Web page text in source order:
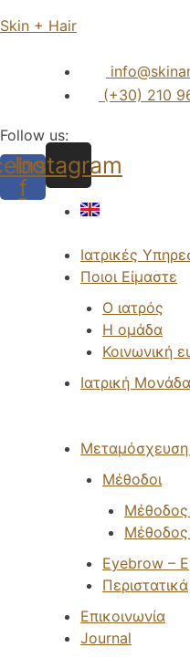
Skin + Hair
(+30) 210
Follow us:
f
Instagram
Ιατρικές
Ποιοι Είμαστε
Ο ιατρός
Η ομάδα
Κοινωνική
Ιατρική Μονάδα
Μέθοδοι
Μέθοδος
Eyebrow –
Περιστατικά
Επικοινωνία
Journal